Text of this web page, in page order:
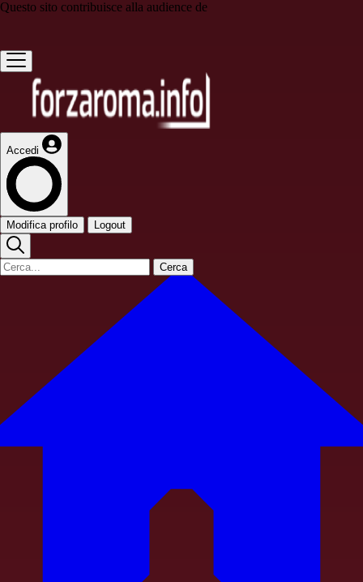
Questo sito contribuisce alla audience de
Accedi
Modifica profilo Logout
Cerca